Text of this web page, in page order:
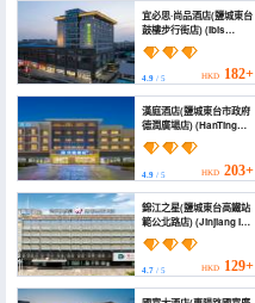
宜必思·尚品酒店(鹽城東台
鼓樓步行街店) (Ibis
Styles Hotel (Yancheng
Dongtai Gulou
Pedestrian Street))
4.9 / 5 HKD 182+
漢庭酒店(鹽城東台市政府
德潤廣場店) (HanTing
Hotel (Yancheng
Dongtai Municipal
Government Derun
Plaza))
4.9 / 5 HKD 203+
錦江之星(鹽城東台高鐵站
範公北路店) (Jinjiang Inn
(Yancheng Dongtai
high-speed railway
station Fangong North
Road Branch))
4.7 / 5 HKD 129+